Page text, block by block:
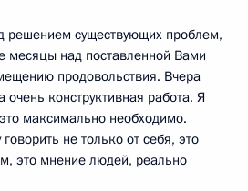
решением существующих проблем,
месяцы над поставленной Вами
продовольствия. Вчера
конструктивная работа. Я
максимально необходимо.
не только от себя, это
это мнение людей, реально